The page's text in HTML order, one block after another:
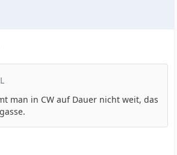
man in CW auf Dauer nicht weit, das